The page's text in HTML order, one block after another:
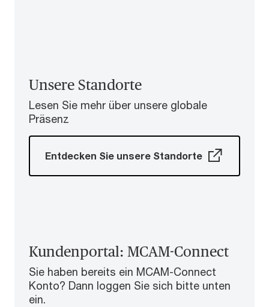
Unsere Standorte
Lesen Sie mehr über unsere globale
Präsenz
Entdecken Sie unsere Standorte
Kundenportal: MCAM-Connect
Sie haben bereits ein MCAM-Connect
Konto? Dann loggen Sie sich bitte unten
ein.